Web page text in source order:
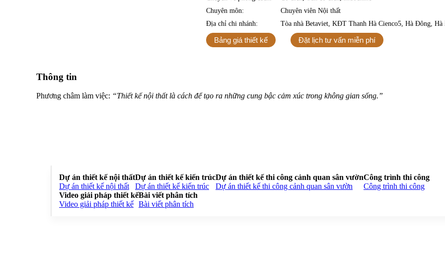
Chuyên môn:
Chuyên viên Nội thất
Địa chỉ chi nhánh:
Tòa nhà Betaviet, KĐT Thanh Hà Cienco5, Hà Đông, Hà
Bảng giá thiết kế Đặt lịch tư vấn miễn phí
Thông tin
Phương châm làm việc: “Thiết kế nội thất là cách để tạo ra những cung bậc cảm xúc trong không gian sống.”
Dự án thiết kế nội thất
Dự án thiết kế nội thất
Dự án thiết kế kiến trúc
Dự án thiết kế kiến trúc
Dự án thiết kế thi công cảnh quan sân vườn
Dự án thiết kế thi công cảnh quan sân vườn
Công trình thi công
Công trình thi công
Video giải pháp thiết kế
Video giải pháp thiết kế
Bài viết phân tích
Bài viết phân tích